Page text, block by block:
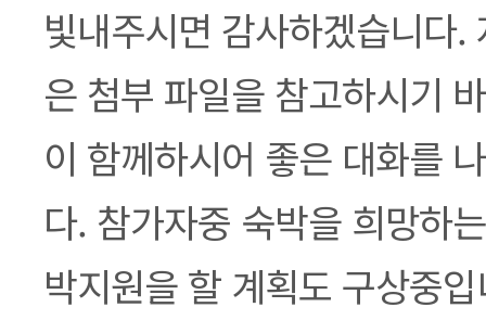
빛내주시면 감사하겠습니다.
은 첨부 파일을 참고하시기
이 함께하시어 좋은 대화를
다. 참가자중 숙박을 희망하
박지원을 할 계획도 구상중